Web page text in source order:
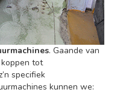
. Gaande van
tot
specifiek
kunnen we: